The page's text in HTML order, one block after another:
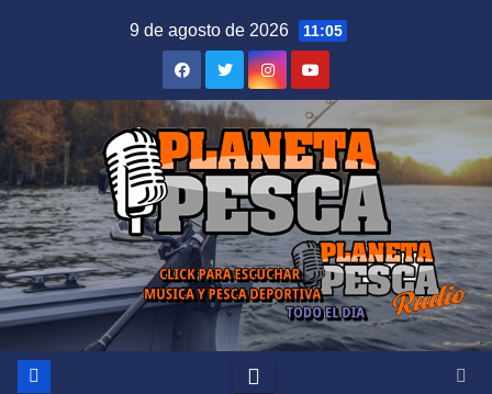
9 de agosto de 2026 11:05